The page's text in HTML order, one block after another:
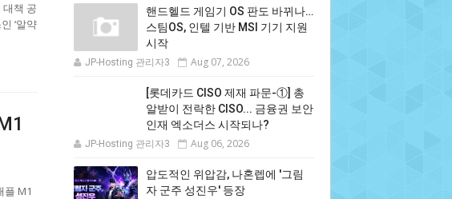
책 공
‘알약
플 M1
핸드헬드 게임기 OS 판도 바뀌나…
스팀OS, 인텔 기반 MSI 기기 지원
시작
JP-Hosting 관리자3 Aug 07, 2026
[롯데카드 CISO 제재 파문-①] 총
알받이 전락한 CISO... 금융권 보안
인재 엑소더스 시작되나?
JP-Hosting 관리자3 Aug 06, 2026
압도적인 위압감, 나혼렙에 '그림
자 군주 성진우' 등장